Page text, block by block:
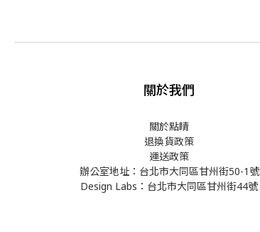
關於我們
關於點睛
退換貨政策
運送政策
辦公室地址：台北市大同區甘州街50-1號
Design Labs：台北市大同區甘州街44號